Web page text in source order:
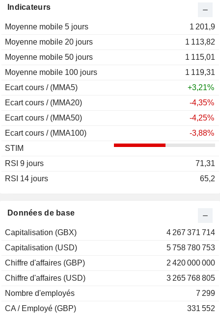
Données de base
Capitalisation (GBX)
4 267 371 714
Capitalisation (USD)
5 758 780 753
Chiffre d'affaires (GBP)
2 420 000 000
Chiffre d'affaires (USD)
3 265 768 805
Nombre d'employés
7 299
CA / Employé (GBP)
331 552
Indicateurs
Moyenne mobile 5 jours
1 201,9
Moyenne mobile 20 jours
1 113,82
Moyenne mobile 50 jours
1 115,01
Moyenne mobile 100 jours
1 119,31
Ecart cours / (MMA5)
+3,21%
Ecart cours / (MMA20)
-4,35%
Ecart cours / (MMA50)
-4,25%
Ecart cours / (MMA100)
-3,88%
STIM
RSI 9 jours
71,31
RSI 14 jours
65,2
2012
2011
+5,43%
2010
+87,65%
2009
+170,12%
2008
-61,06%
2007
2006
2005
2004
2003
+62,81%
2002